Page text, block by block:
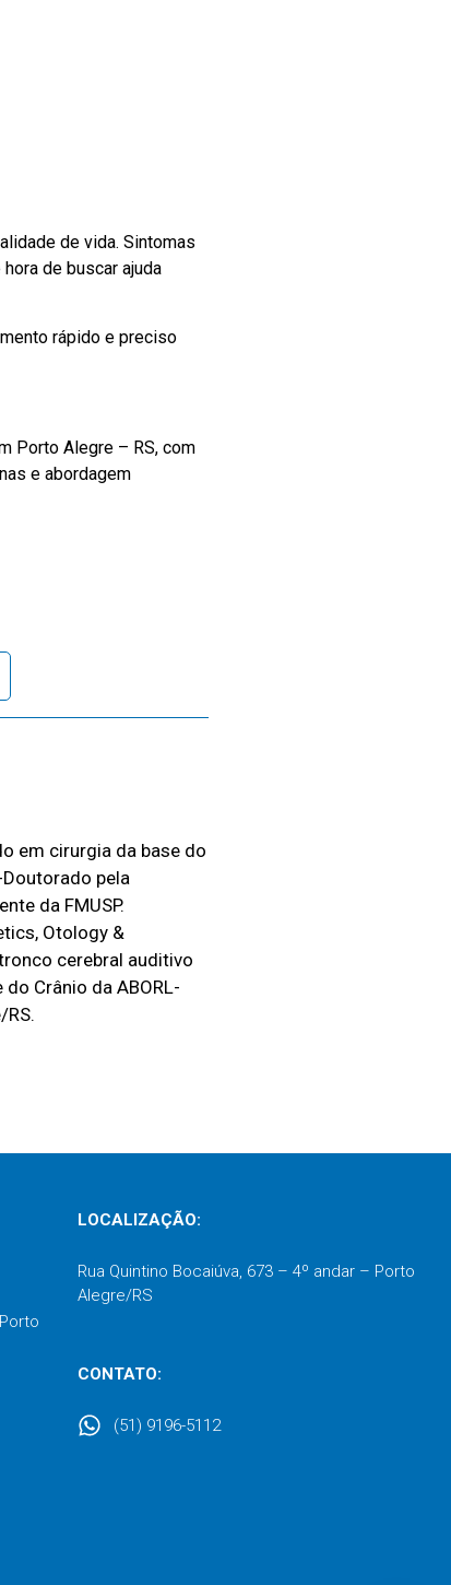
de vida. Sintomas
de buscar ajuda
rápido e preciso
Porto Alegre – RS, com
e abordagem
em cirurgia da base do
Doutorado pela
da FMUSP.
Otology &
cerebral auditivo
Crânio da ABORL-
LOCALIZAÇÃO:
Rua Quintino Bocaiúva, 673 – 4º andar – Porto
Alegre/RS
CONTATO:
(51) 9196-5112